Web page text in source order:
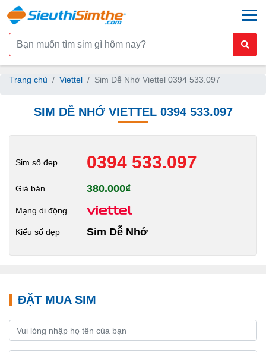
Trang chủ Viettel Sim Dễ Nhớ Viettel 0394 533.097
SIM DỄ NHỚ VIETTEL 0394 533.097
Sim số đẹp 0394 533.097
Giá bán 380.000₫
Mạng di động
Kiểu số đẹp Sim Dễ Nhớ
ĐẶT MUA SIM